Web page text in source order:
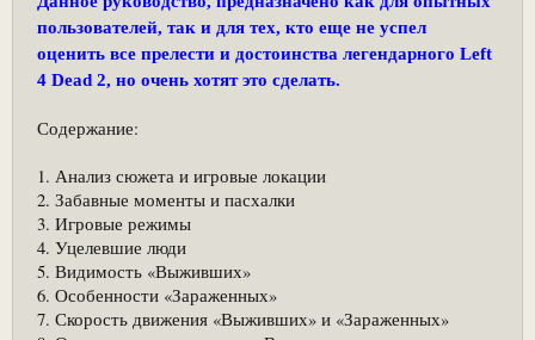
пользователей, так и для тех, кто еще не успел
оценить все прелести и достоинства легендарного Left
4 Dead 2, но очень хотят это сделать.
Содержание:
1. Анализ сюжета и игровые локации
2. Забавные моменты и пасхалки
3. Игровые режимы
4. Уцелевшие люди
5. Видимость «Выживших»
6. Особенности «Зараженных»
7. Скорость движения «Выживших» и «Зараженных»